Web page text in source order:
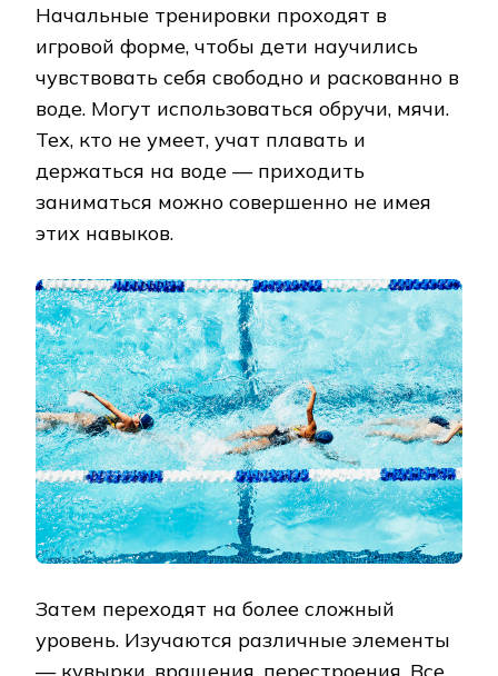
Начальные тренировки проходят в
игровой форме, чтобы дети научились
чувствовать себя свободно и раскованно в
воде. Могут использоваться обручи, мячи.
Тех, кто не умеет, учат плавать и
держаться на воде — приходить
заниматься можно совершенно не имея
этих навыков.
Затем переходят на более сложный
уровень. Изучаются различные элементы
— кувырки, вращения, перестроения. Все